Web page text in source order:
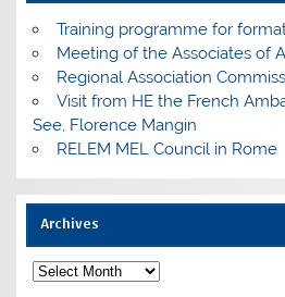
Training programme for
Meeting of the Associates of
Regional Association
Visit from HE the French
See, Florence Mangin
RELEM MEL Council in Rome
Archives
Archives